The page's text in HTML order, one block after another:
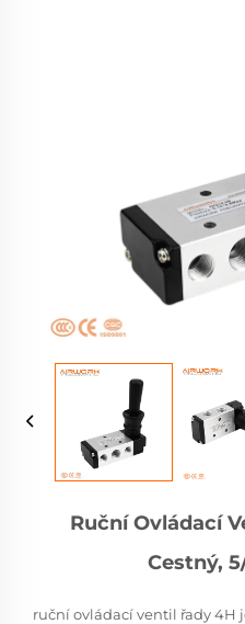
Ruční Ovládací
Cestný,
ruční ovládací ventil řady 4H